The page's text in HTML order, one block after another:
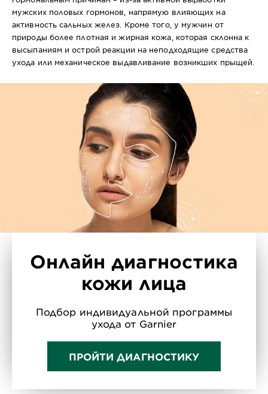
мужских половых гормонов, напрямую влияющих на
активность сальных желез. Кроме того, у мужчин от
природы более плотная и жирная кожа, которая склонна к
высыпаниям и острой реакции на неподходящие средства
ухода или механическое выдавливание возникших прыщей.
Онлайн диагностика
кожи лица
Подбор индивидуальной программы
ухода от Garnier
ПРОЙТИ ДИАГНОСТИКУ